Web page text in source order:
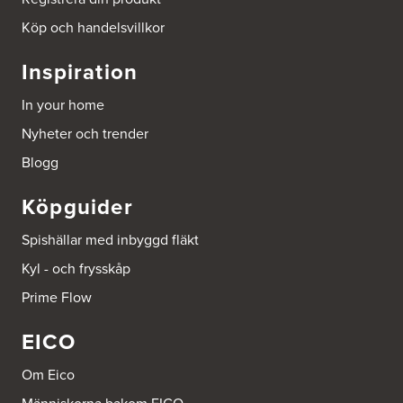
http://www.ballingslov.se
Gäddvägen 12
Tel.:752412900
Hönekullavägen 25
Tel.:752418750
Beijer Byggmaterial Bollnäs - Filial 041
Industrigatan 5
Tel.: 752411000
Beijer Byggmaterial Piteå - Filial 002
Batterigatan 2
941 47 Piteå
Tel.: 752411518
Köp och handelsvillkor
Inspiration
In your home
Nyheter och trender
Blogg
Köpguider
Spishällar med inbyggd fläkt
Kyl - och frysskåp
Prime Flow
EICO
Om Eico